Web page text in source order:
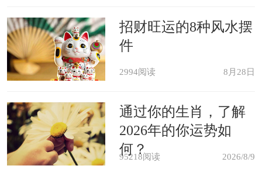
能会经受各种考验，需要坚持本心才能
解决一切挑战。
热恋中的女字梦见自己跨过一条大
河预示着两个人在感情将会美满，有可
能会走向婚姻的殿堂。
招财旺运的8种风水摆
件
2994阅读 8月28日
通过你的生肖，了解
2026年的你运势如
何？
95218阅读 2026/8/9